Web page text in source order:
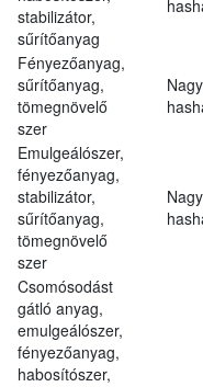
stabilizátor,
sűrítőanyag
Fényezőanyag,
sűrítőanyag,
tömegnövelő
szer
Emulgeálószer,
fényezőanyag,
stabilizátor,
sűrítőanyag,
tömegnövelő
szer
Csomósodást
gátló anyag,
emulgeálószer,
fényezőanyag,
habosítószer,